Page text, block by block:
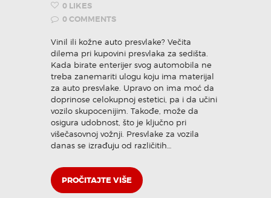
KONTAKT
Pozovi odmah
0 LIKES
0COMMENTS
Vinil ili kožne auto presvlake? Večita
dilema pri kupovini presvlaka za sedišta.
Kada birate enterijer svog automobila ne
treba zanemariti ulogu koju ima materijal
za auto presvlake. Upravo on ima moć da
doprinose celokupnoj estetici, pa i da učini
vozilo skupocenijim. Takođe, može da
osigura udobnost, što je ključno pri
višečasovnoj vožnji. Presvlake za vozila
danas se izrađuju od različitih…
PROČITAJTE VIŠE